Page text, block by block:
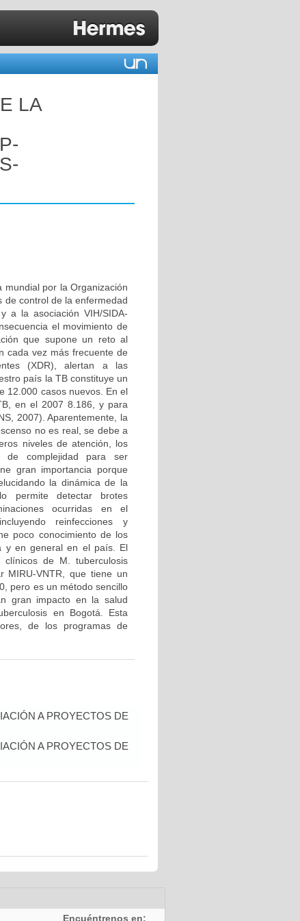
LA
mundial por la Organización
de control de la enfermedad
a la asociación VIH/SIDA-
el movimiento de
que supone un reto al
cada vez más frecuente de
(XDR), alertan a las
país la TB constituye un
12.000 casos nuevos. En el
en el 2007 8.186, y para
2007). Aparentemente, la
no es real, se debe a
niveles de atención, los
complejidad para ser
gran importancia porque
la dinámica de la
permite detectar brotes
ocurridas en el
reinfecciones y
poco conocimiento de los
y en general en el país. El
clínicos de M. tuberculosis
MIRU-VNTR, que tiene un
pero es un método sencillo
gran impacto en la salud
en Bogotá. Esta
de los programas de
A PROYECTOS DE
A PROYECTOS DE
Encuéntrenos en: